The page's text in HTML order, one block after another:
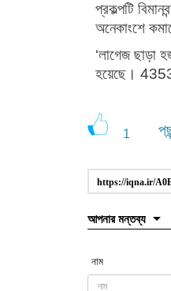
প্রকল্পটি
অনেকাংশে
‘লাগেজ ছাড়া
হয়েছে।
1
https://iqna.ir/
আপনার মন্তব্য
নাম